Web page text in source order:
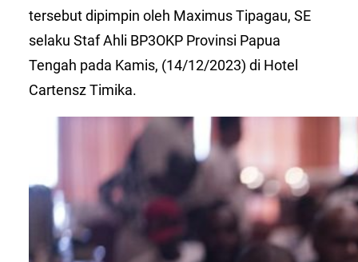
tersebut dipimpin oleh Maximus Tipagau, SE
selaku Staf Ahli BP3OKP Provinsi Papua
Tengah pada Kamis, (14/12/2023) di Hotel
Cartensz Timika.